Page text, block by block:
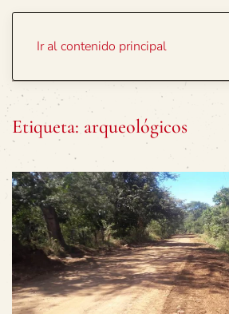
Ir al contenido principal
Etiqueta: arqueológicos